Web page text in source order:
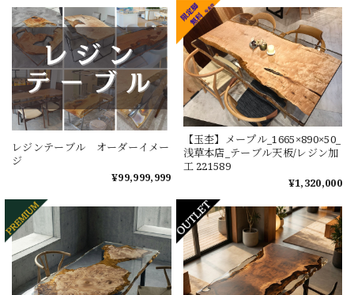
レジンテーブル オーダーイメー
ジ
¥99,999,999
【玉杢】メープル_1665×890×50_
浅草本店_テーブル天板/レジン加
工 221589
¥1,320,000